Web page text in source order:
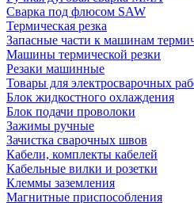
Сварка под флюсом SAW
Термическая резка
Запасные части к машинам
Машины термической резки
Резаки машинные
Товары для электросварочных
Блок жидкостного охлаждения
Блок подачи проволоки
Зажимы ручные
Зачистка сварочных швов
Кабели, комплекты кабелей
Кабельные вилки и розетки
Клеммы заземления
Магнитные приспособления